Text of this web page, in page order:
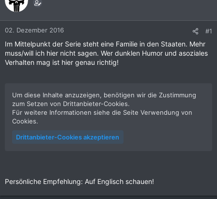
02. Dezember 2016 #1
Im Mittelpunkt der Serie steht eine Familie in den Staaten. Mehr
muss/will ich hier nicht sagen. Wer dunklen Humor und asoziales
Verhalten mag ist hier genau richtig!
Um diese Inhalte anzuzeigen, benötigen wir die Zustimmung
zum Setzen von Drittanbieter-Cookies.
Für weitere Informationen siehe die Seite Verwendung von
Cookies.
Drittanbieter-Cookies akzeptieren
Persönliche Empfehlung: Auf Englisch schauen!